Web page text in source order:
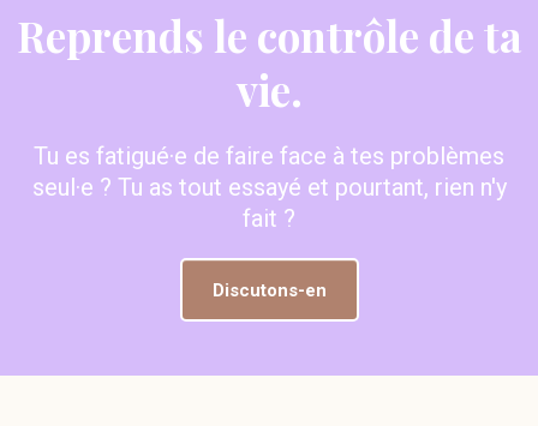
Reprends le contrôle de ta
vie.
Tu es fatigué·e de faire face à tes problèmes
seul·e ? Tu as tout essayé et pourtant, rien n'y
fait ?
Discutons-en